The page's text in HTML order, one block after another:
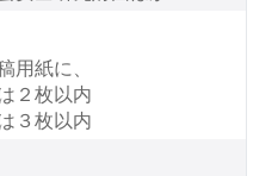
用紙に、
２枚以内
３枚以内